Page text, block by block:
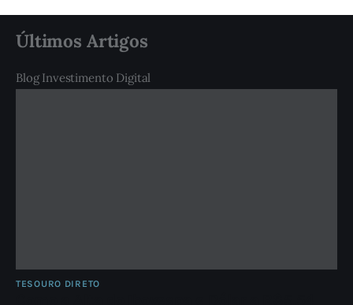
Últimos Artigos
Blog Investimento Digital
TESOURO DIRETO